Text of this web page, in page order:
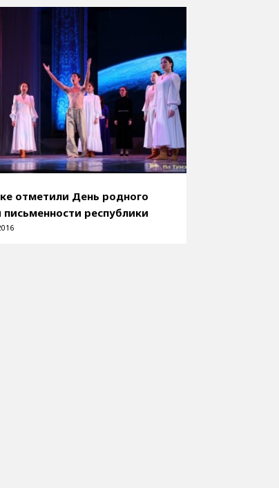
отметили День родного
письменности республики